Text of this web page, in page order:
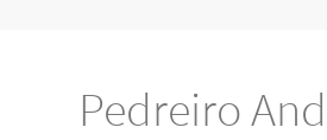
Pedreiro